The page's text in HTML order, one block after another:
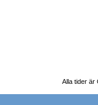
Alla tider är